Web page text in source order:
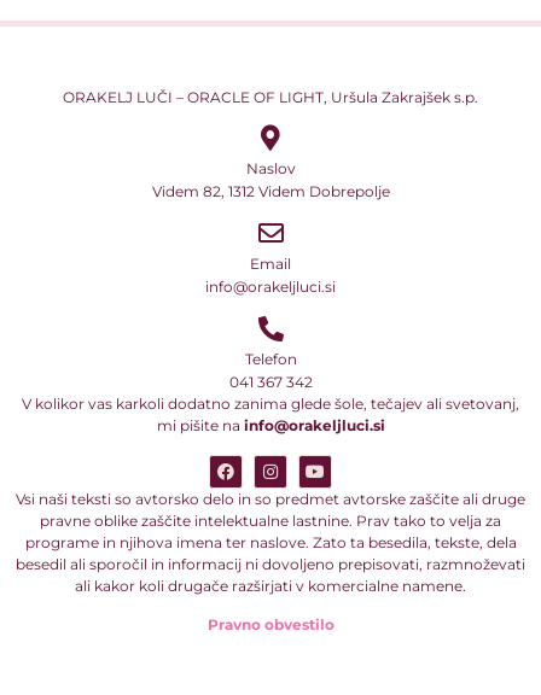
ORAKELJ LUČI – ORACLE OF LIGHT, Uršula Zakrajšek s.p.
Naslov
Videm 82, 1312 Videm Dobrepolje
Email
info@orakeljluci.si
Telefon
041 367 342
V kolikor vas karkoli dodatno zanima glede šole, tečajev ali svetovanj,
mi pišite na info@orakeljluci.si
Vsi naši teksti so avtorsko delo in so predmet avtorske zaščite ali druge
pravne oblike zaščite intelektualne lastnine. Prav tako to velja za
programe in njihova imena ter naslove. Zato ta besedila, tekste, dela
besedil ali sporočil in informacij ni dovoljeno prepisovati, razmnoževati
ali kakor koli drugače razširjati v komercialne namene.
Pravno obvestilo